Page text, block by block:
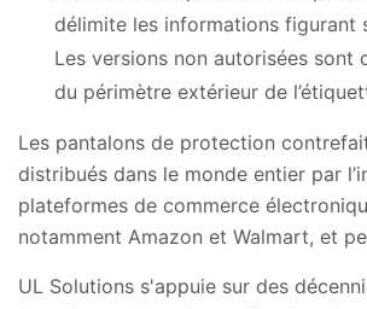
délimite les informations figurant
Les versions non autorisées sont
du périmètre extérieur de
Les pantalons de protection
distribués dans le monde entier par
plateformes de commerce
notamment Amazon et Walmart, et
UL Solutions s'appuie sur des